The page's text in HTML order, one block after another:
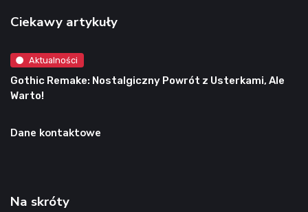
Ciekawy artykuły
Aktualności
Gothic Remake: Nostalgiczny Powrót z Usterkami, Ale
Warto!
Dane kontaktowe
Na skróty